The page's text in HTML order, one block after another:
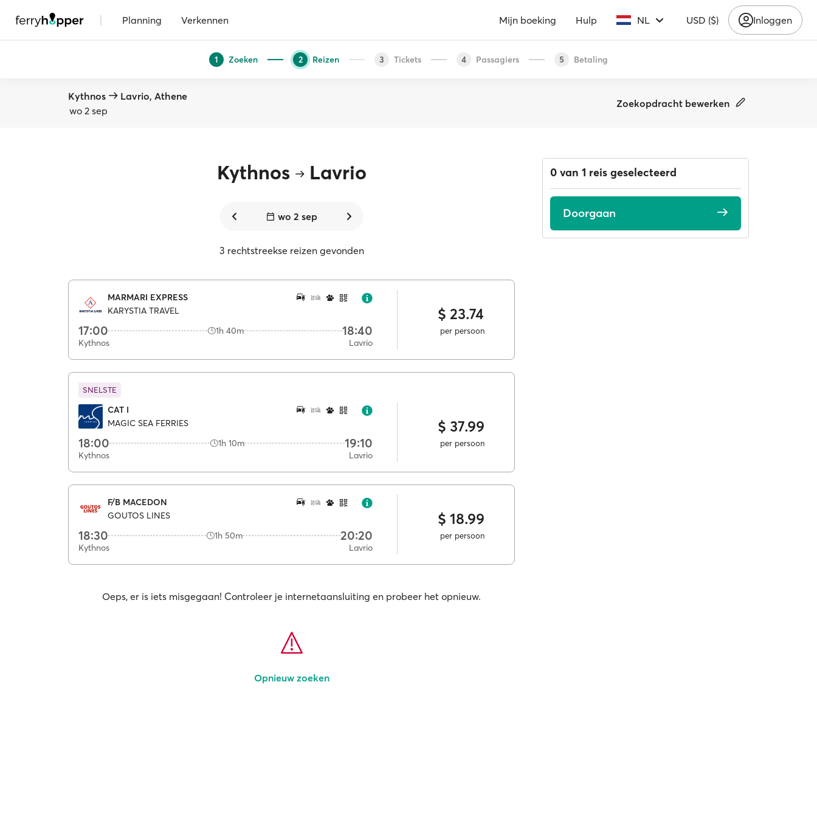
| Planning Verkennen Mijn boeking Hulp NL USD ($) Inloggen
1 Zoeken 2 Reizen 3 Tickets 4 Passagiers 5 Betaling
Kythnos
Lavrio, Athene
wo 2 sep
Zoekopdracht bewerken
Kythnos Lavrio
wo 2 sep
3 rechtstreekse reizen gevonden
MARMARI EXPRESS
KARYSTIA TRAVEL
17:00 1h 40m 18:40
Kythnos Lavrio
$ 23.74
per persoon
SNELSTE
CAT I
MAGIC SEA FERRIES
18:00 1h 10m 19:10
Kythnos Lavrio
$ 37.99
per persoon
F/B MACEDON
GOUTOS LINES
18:30 1h 50m 20:20
Kythnos Lavrio
$ 18.99
per persoon
Oeps, er is iets misgegaan! Controleer je internetaansluiting en probeer het opnieuw.
Opnieuw zoeken
0 van 1 reis geselecteerd
Doorgaan